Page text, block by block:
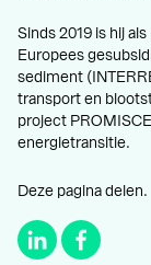
Sinds 2019 is hij
Europees
sediment
transport en
project
energietransitie.
Deze pagina delen.